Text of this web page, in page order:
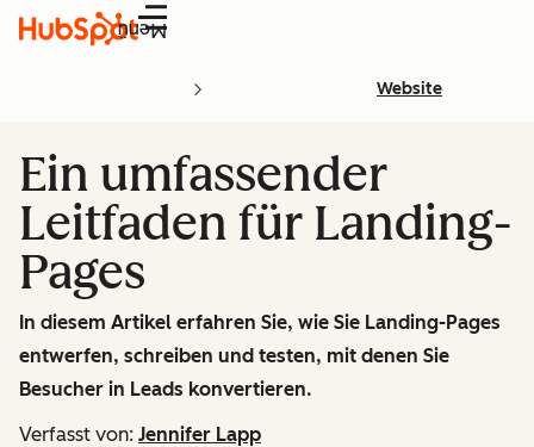
Menü
Website
Ein umfassender
Leitfaden für Landing-
Pages
In diesem Artikel erfahren Sie, wie Sie Landing-Pages
entwerfen, schreiben und testen, mit denen Sie
Besucher in Leads konvertieren.
Verfasst von: Jennifer Lapp